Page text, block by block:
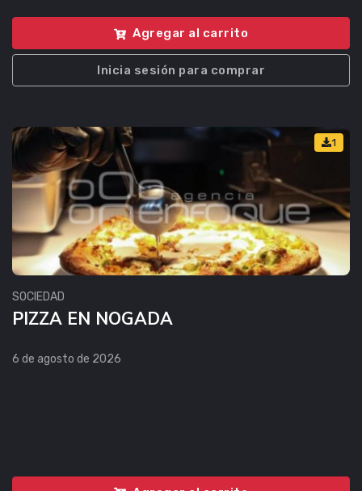
Agregar al carrito
Inicia sesión para comprar
1
SOCIEDAD
PIZZA EN NOGADA
6 de agosto de 2026